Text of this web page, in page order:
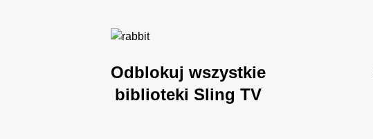
Odblokuj wszystkie
biblioteki Sling TV